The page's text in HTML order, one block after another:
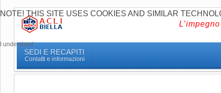
NOTE! THIS SITE USES COOKIES AND SIMILAR
I understand
SEDI E RECAPITI
Contatti e informazioni